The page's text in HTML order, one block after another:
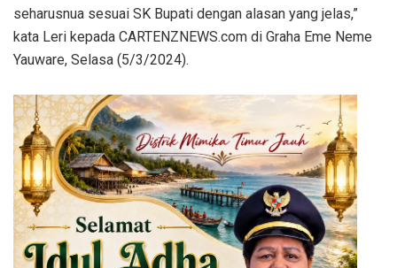
seharusnua sesuai SK Bupati dengan alasan yang jelas,”
kata Leri kepada CARTENZNEWS.com di Graha Eme Neme
Yauware, Selasa (5/3/2024).